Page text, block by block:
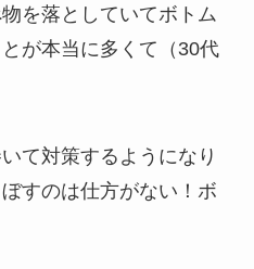
を落としていてボトム
が本当に多くて（30代
て対策するようになり
すのは仕方がない！ボ